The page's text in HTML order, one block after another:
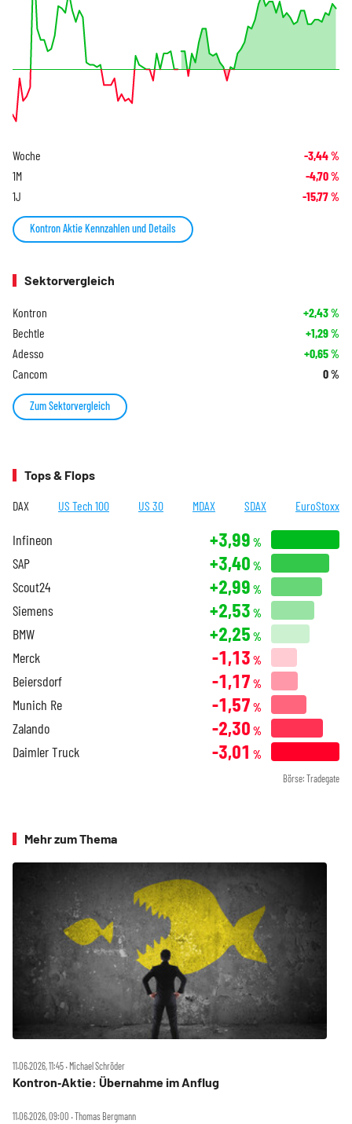
Woche -3,44%
1M -4,70%
1J -15,77%
Kontron Aktie Kennzahlen und Details
Sektorvergleich
Kontron +2,43%
Bechtle +1,29%
Adesso +0,65%
Cancom 0%
Zum Sektorvergleich
Tops & Flops
DAX US Tech 100 US 30 MDAX SDAX EuroStoxx
Infineon +3,99 %
SAP +3,40 %
Scout24 +2,99 %
Siemens +2,53 %
BMW +2,25 %
Merck -1,13 %
Beiersdorf -1,17 %
Munich Re -1,57 %
Zalando -2,30 %
Daimler Truck -3,01 %
Börse: Tradegate
Mehr zum Thema
11.06.2026, 11:45 ‧ Michael Schröder
Kontron‑Aktie: Übernahme im Anflug
11.06.2026, 09:00 ‧ Thomas Bergmann